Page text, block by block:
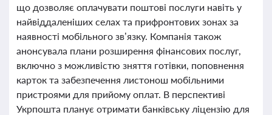
що дозволяє оплачувати поштові послуги навіть у
найвіддаленіших селах та прифронтових зонах за
наявності мобільного зв’язку. Компанія також
анонсувала плани розширення фінансових послуг,
включно з можливістю зняття готівки, поповнення
карток та забезпечення листонош мобільними
пристроями для прийому оплат. В перспективі
Укрпошта планує отримати банківську ліцензію для